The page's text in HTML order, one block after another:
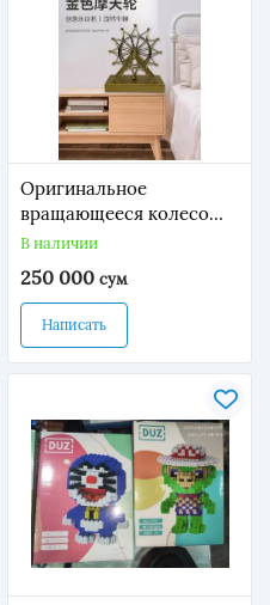
Оригинальное
вращающееся колесо
обозрения Ньютона,
вращающийся орнамент,
отлично подходит для
офиса или в качестве
домашнего подарка
В наличии
250 000 сум
Написать